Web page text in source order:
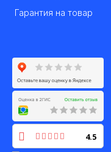
Гарантия на товар
4.5